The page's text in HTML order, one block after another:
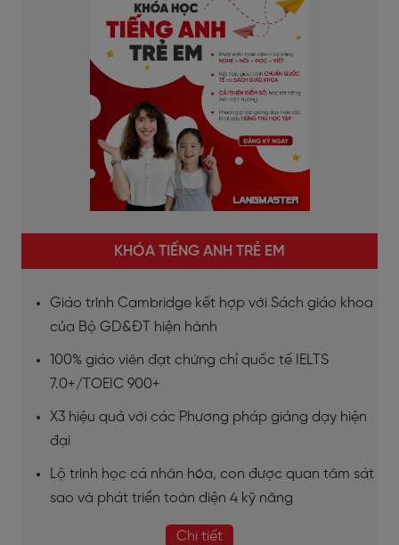
KHÓA TIẾNG ANH TRẺ EM
Giáo trình Cambridge kết hợp với Sách giáo khoa
của Bộ GD&ĐT hiện hành
100% giáo viên đạt chứng chỉ quốc tế IELTS
7.0+/TOEIC 900+
X3 hiệu quả với các Phương pháp giảng dạy hiện
đại
Lộ trình học cá nhân hóa, con được quan tâm sát
sao và phát triển toàn diện 4 kỹ năng
Chi tiết